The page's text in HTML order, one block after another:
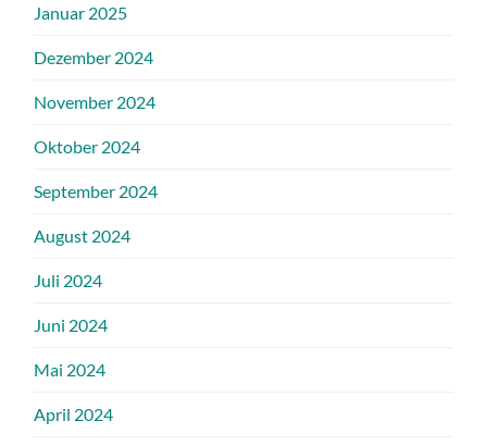
Januar 2025
Dezember 2024
November 2024
Oktober 2024
September 2024
August 2024
Juli 2024
Juni 2024
Mai 2024
April 2024